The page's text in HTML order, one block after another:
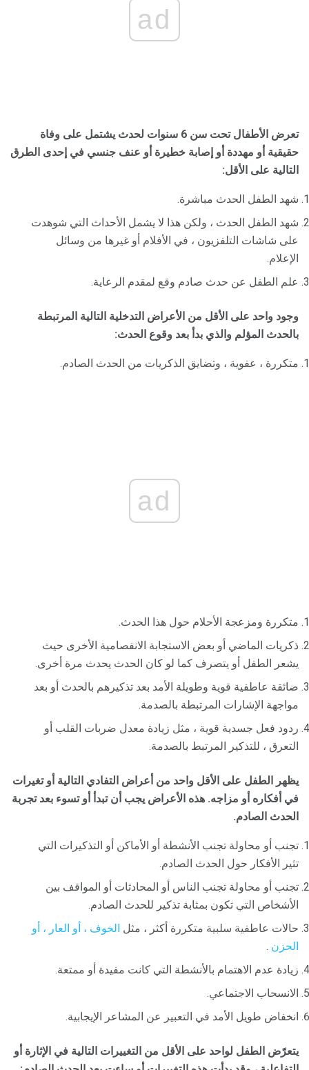
ad
تعرض الأطفال تحت سن 6 سنوات لحدث يشتمل على وفاة
حقيقية أو مهددة أو إصابة خطيرة أو عنف جنسي في إحدى الطرق
التالية على الأقل:
شهد الطفل الحدث مباشرة.
شهد الطفل الحدث ، ولكن هذا لا يشمل الأحداث التي شوهدت
على شاشات التلفزيون ، في الأفلام أو غيرها من وسائل
الإعلام.
علم الطفل عن حدث صادم وقع لمقدم الرعاية.
وجود واحد على الأقل من الأعراض التدخلية التالية المرتبطة
بالحدث المؤلم والذي بدأ بعد وقوع الحدث:
متكررة ، عفوية ، وتضايق الذكريات من الحدث الصادم.
ad
متكررة ومزعجة الأحلام حول هذا الحدث.
ذكريات الماضي أو بعض الاستجابة الانفصامية الأخرى حيث
يشعر الطفل أو يتصرف كما لو كان الحدث يحدث مرة أخرى.
ضائقة عاطفية قوية وطويلة الأمد بعد تذكيرهم بالحدث أو بعد
مواجهة الإشارات المرتبطة بالصدمة.
ردود فعل جسدية قوية ، مثل زيادة معدل ضربات القلب أو
التعرق ، للتذكير المرتبط بالصدمة.
يظهر الطفل على الأقل واحد من أعراض التفادي التالية أو تغيرات
في أفكاره أو مزاجه. هذه الأعراض يجب أن تبدأ أو تسوء بعد تجربة
الحدث الصادم.
تجنب أو محاولة تجنب الأنشطة أو الأماكن أو التذكيرات التي
تثير الأفكار حول الحدث الصادم.
تجنب أو محاولة تجنب الناس أو المحادثات أو المواقف بين
الأشخاص التي تكون بمثابة تذكير للحدث الصادم.
حالات عاطفية سلبية متكررة أكثر ، مثل الخوف ، أو العار ، أو
الحزن .
زيادة عدم الاهتمام بالأنشطة التي كانت مفيدة أو ممتعة.
الانسحاب الاجتماعي.
انخفاض طويل الأمد في التعبير عن المشاعر الإيجابية.
يتعرّض الطفل لواحد على الأقل من التغييرات التالية في الإثارة أو